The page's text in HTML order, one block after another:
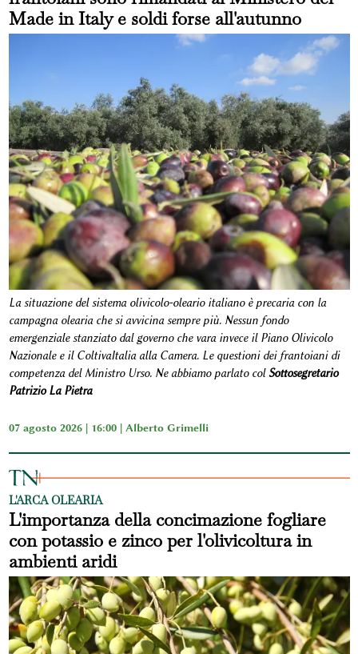
Made in Italy e soldi forse all'autunno
La situazione del sistema olivicolo-oleario italiano è precaria con la
campagna olearia che si avvicina sempre più. Nessun fondo
emergenziale stanziato dal governo che vara invece il Piano Olivicolo
Nazionale e il ColtivaItalia alla Camera. Le questioni dei frantoiani di
competenza del Ministro Urso. Ne abbiamo parlato colSottosegretario
Patrizio La Pietra
07 agosto 2026 | 16:00 | Alberto Grimelli
L'ARCA OLEARIA
L'importanza della concimazione fogliare
con potassio e zinco per l'olivicoltura in
ambienti aridi